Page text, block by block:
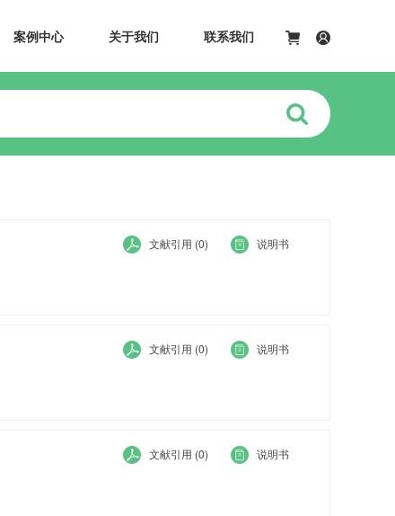
案例中心 关于我们 联系我们
文献引用 (0) 说明书
文献引用 (0) 说明书
文献引用 (0) 说明书